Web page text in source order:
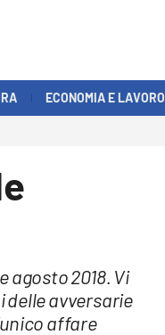
ECONOMIA E LAVORO
agosto 2018. Vi
delle avversarie
affare